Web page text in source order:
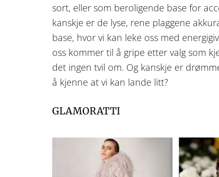
sort, eller som beroligende base for
kanskje er de lyse, rene plaggene
base, hvor vi kan leke oss med
oss kommer til å gripe etter valg som
det ingen tvil om. Og kanskje er
å kjenne at vi kan lande litt?
GLAMORATTI